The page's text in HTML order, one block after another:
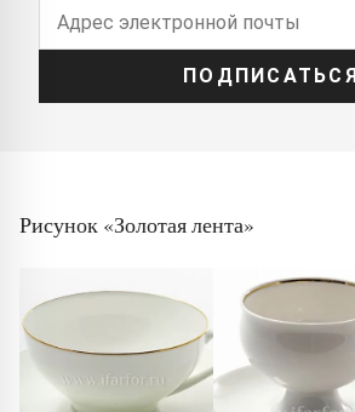
ПОДПИСАТЬСЯ
Рисунок «Золотая лента»